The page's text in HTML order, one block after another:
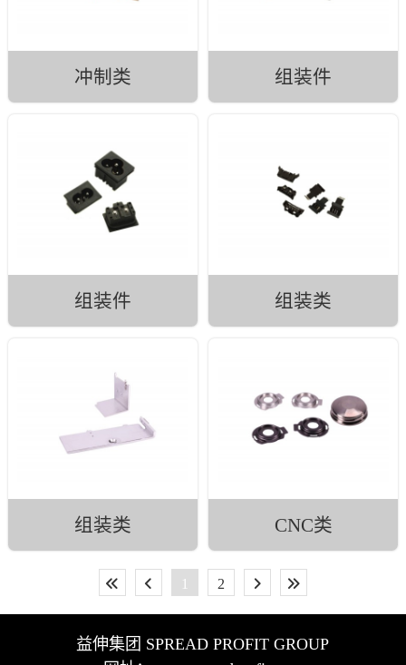
冲制类 组装件
组装件 组装类
组装类 CNC类
1 2
益伸集团 SPREAD PROFIT GROUP